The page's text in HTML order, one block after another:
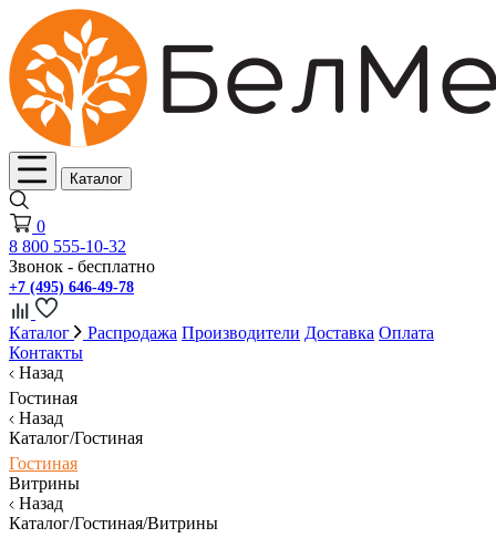
Каталог
0
8 800 555-10-32
Звонок - бесплатно
+7 (495) 646-49-78
Каталог Распродажа Производители Доставка Оплата
Контакты
Назад
Гостиная
Назад
Каталог/Гостиная
Гостиная
Витрины
Назад
Каталог/Гостиная/Витрины